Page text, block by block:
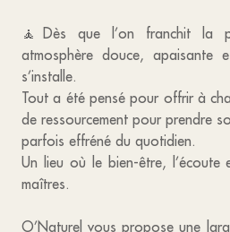
🧘Dès que l’on franchit la
atmosphère douce,
s’installe.
Tout a été pensé pour offrir à
de ressourcement pour prendre
parfois effréné du quotidien.
Un lieu où le bien-être, l’écoute
maîtres.
O’Naturel vous propose une